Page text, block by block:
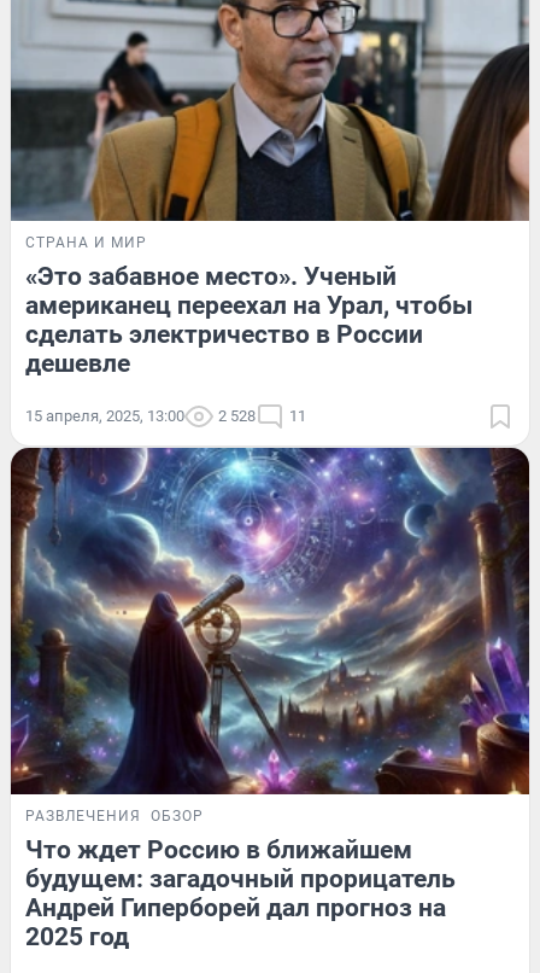
СТРАНА И МИР
«Это забавное место». Ученый
американец переехал на Урал, чтобы
сделать электричество в России
дешевле
15 апреля, 2025, 13:00 2 528 11
РАЗВЛЕЧЕНИЯ ОБЗОР
Что ждет Россию в ближайшем
будущем: загадочный прорицатель
Андрей Гиперборей дал прогноз на
2025 год